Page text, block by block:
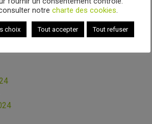
notre charte des cookies.
choix Tout accepter Tout refuser